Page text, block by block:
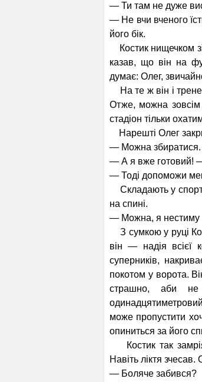
— Ти там не дуже
— Не вчи вченого
його бік.
Костик нищечком
казав, що він на
думає: Олег,
На те ж він і
Отже, можна зовсім
стадіон тільки
Нарешті Олег
— Можна збиратися.
— А я вже готовий! —
— Тоді допоможи
Складають у
на спині.
— Можна, я нестиму
З сумкою у руці
він — надія всієї
суперників,
покотом у ворота.
страшно, аби не
може пропустити
опиниться за його
Костик так
Навіть ліктя
— Боляче забився?